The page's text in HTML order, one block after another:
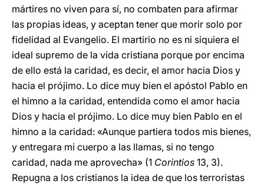
mártires no viven para sí, no combaten para afirmar
las propias ideas, y aceptan tener que morir solo por
fidelidad al Evangelio. El martirio no es ni siquiera el
ideal supremo de la vida cristiana porque por encima
de ello está la caridad, es decir, el amor hacia Dios y
hacia el prójimo. Lo dice muy bien el apóstol Pablo en
el himno a la caridad, entendida como el amor hacia
Dios y hacia el prójimo. Lo dice muy bien Pablo en el
himno a la caridad: «Aunque partiera todos mis bienes,
y entregara mi cuerpo a las llamas, si no tengo
caridad, nada me aprovecha» (1 Corintios 13, 3).
Repugna a los cristianos la idea de que los terroristas